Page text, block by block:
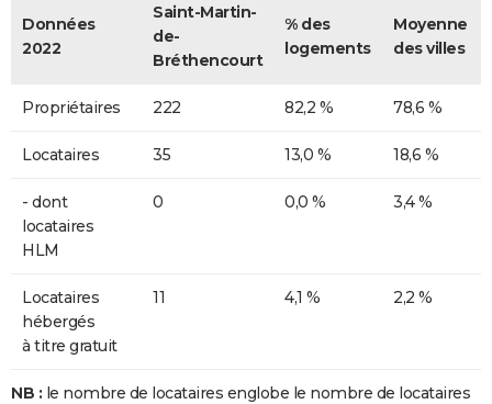
Données
2022
Saint-Martin-
de-
Bréthencourt
% des
logements
Moyenne
des villes
Propriétaires 222 82,2 % 78,6 %
Locataires 35 13,0 % 18,6 %
- dont
locataires
HLM
0 0,0 % 3,4 %
Locataires
hébergés
à titre gratuit
11 4,1 % 2,2 %
NB : le nombre de locataires englobe le nombre de locataires